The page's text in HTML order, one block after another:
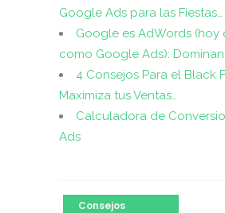
Google Ads para las Fiestas…
Google es AdWords
como Google Ads):
4 Consejos Para el Black
Maximiza tus Ventas…
Calculadora de
Ads
Consejos